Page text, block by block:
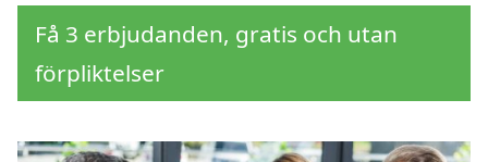
Få 3 erbjudanden, gratis och utan
förpliktelser